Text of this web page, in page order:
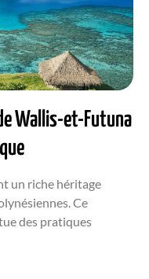
Wallis-et-Futuna
un riche héritage
Ce
des pratiques